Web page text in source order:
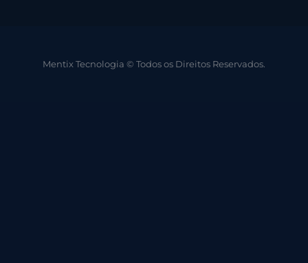
Mentix Tecnologia © Todos os Direitos Reservados.